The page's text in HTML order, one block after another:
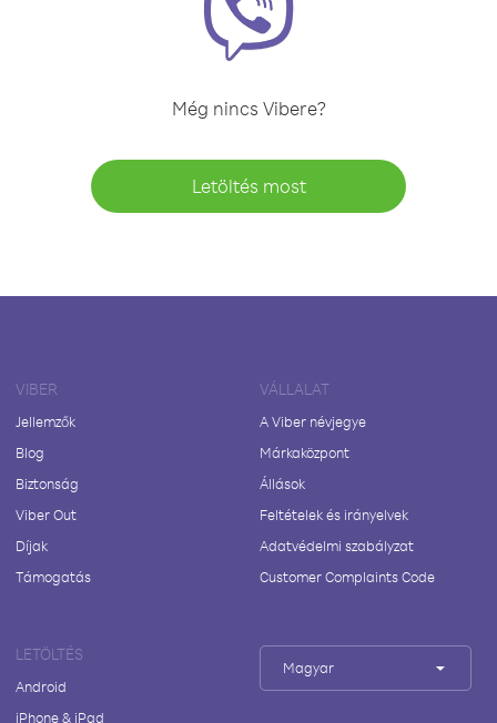
Még nincs Vibere?
Letöltés most
VIBER
Jellemzők
Blog
Biztonság
Viber Out
Díjak
Támogatás
VÁLLALAT
A Viber névjegye
Márkaközpont
Állások
Feltételek és irányelvek
Adatvédelmi szabályzat
Customer Complaints Code
LETÖLTÉS
Android
iPhone & iPad
Magyar